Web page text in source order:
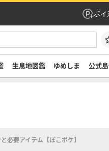
ポイ
生息地図鑑 ゆめしま 公式
必要アイテム【ぽこポケ】